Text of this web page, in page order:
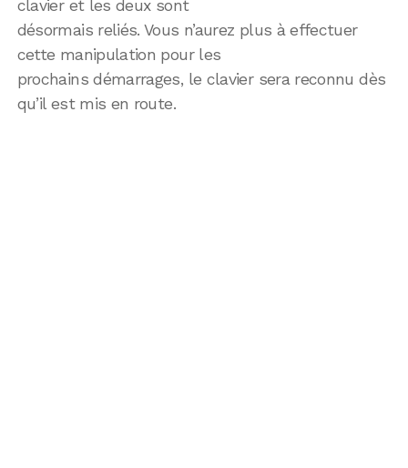
clavier et les deux sont
désormais reliés. Vous n’aurez plus à effectuer
cette manipulation pour les
prochains démarrages, le clavier sera reconnu dès
qu’il est mis en route.